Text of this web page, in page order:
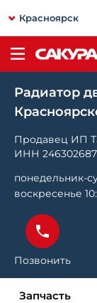
Красноярск
Радиатор
Продавец ИП
ИНН
понедельник-
воскресенье
Позвонить
Запчасть